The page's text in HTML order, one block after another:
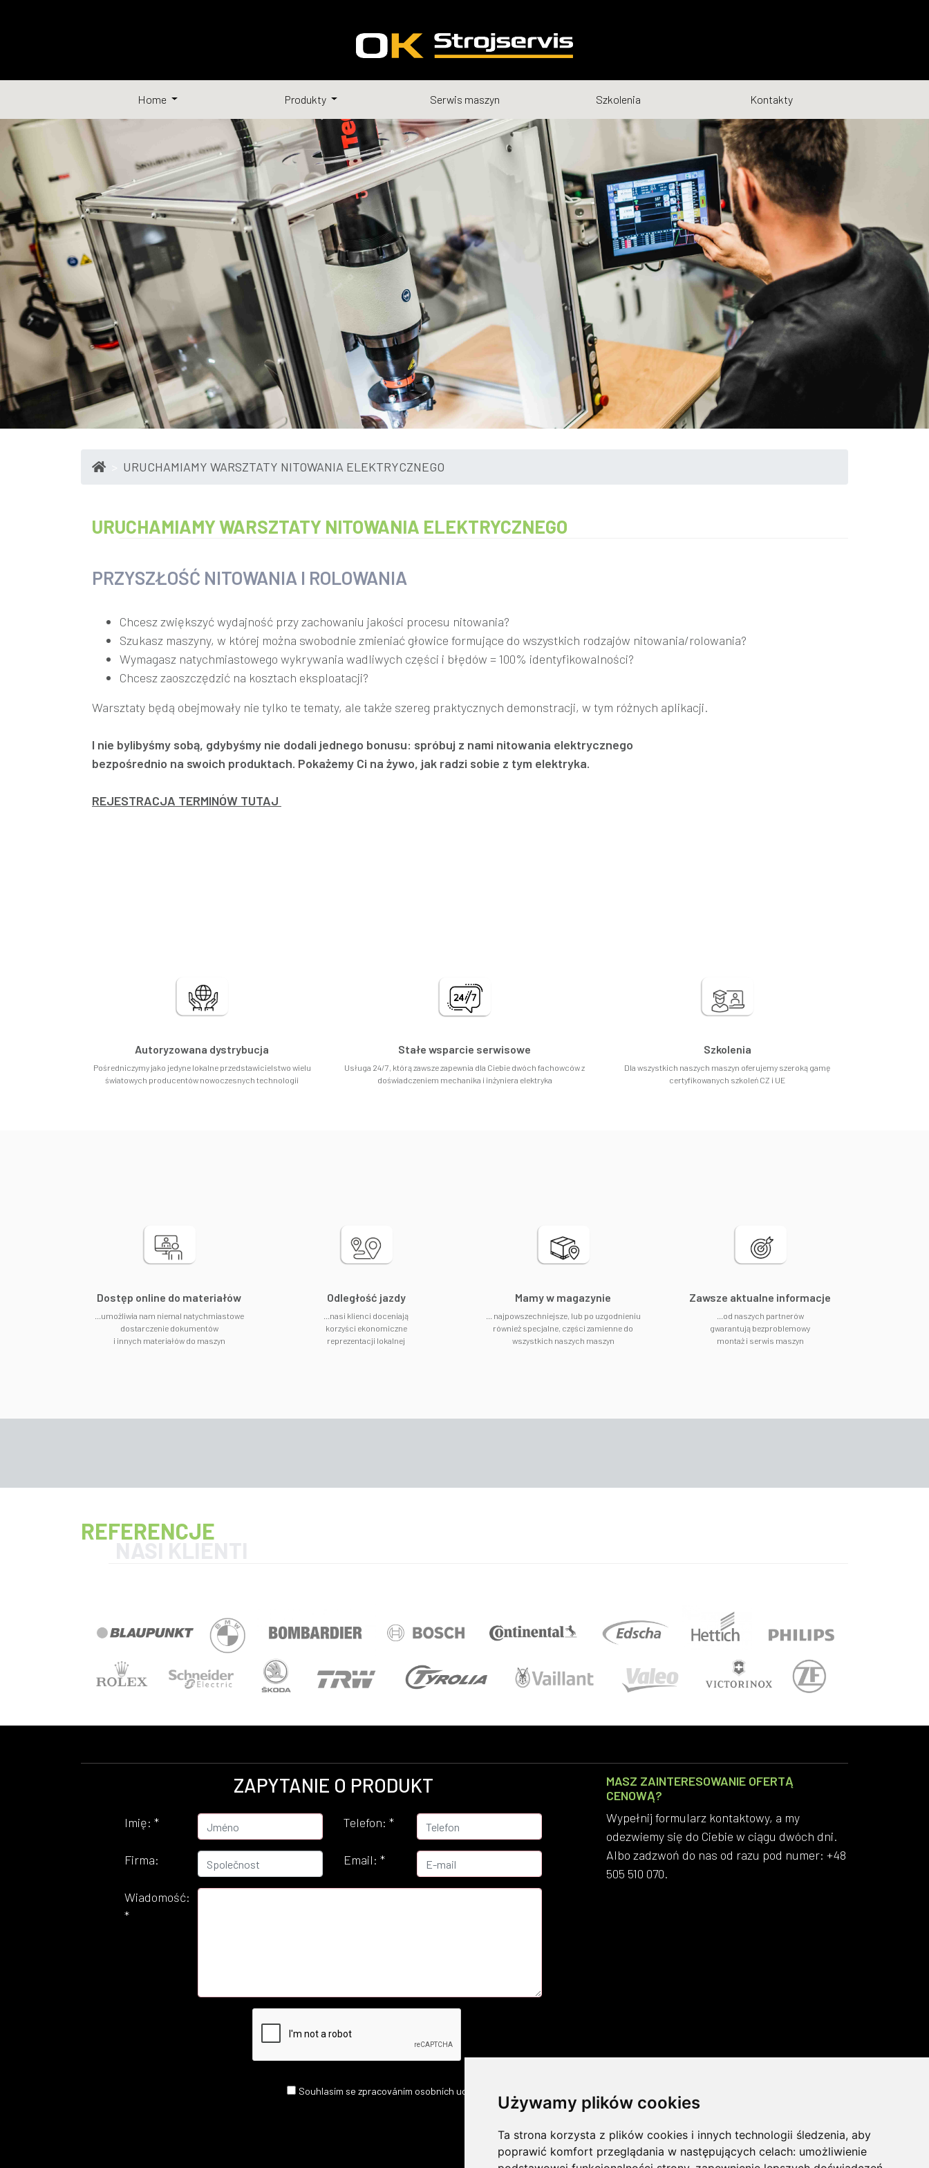
Używamy plików cookies
Ta strona korzysta z plików cookies i innych technologii śledzenia, aby
poprawić komfort przeglądania w następujących celach: umożliwienie
Home Produkty Serwis maszyn Szkolenia Kontakty
​URUCHAMIAMY WARSZTATY NITOWANIA ELEKTRYCZNEGO
​URUCHAMIAMY WARSZTATY NITOWANIA ELEKTRYCZNEGO
PRZYSZŁOŚĆ NITOWANIA I ROLOWANIA
Chcesz zwiększyć wydajność przy zachowaniu jakości procesu nitowania?
Szukasz maszyny, w której można swobodnie zmieniać głowice formujące do wszystkich rodzajów nitowania/rolowania?
Wymagasz natychmiastowego wykrywania wadliwych części i błędów = 100% identyfikowalności?
Chcesz zaoszczędzić na kosztach eksploatacji?
Warsztaty będą obejmowały nie tylko te tematy, ale także szereg praktycznych demonstracji, w tym różnych aplikacji.
I nie bylibyśmy sobą, gdybyśmy nie dodali jednego bonusu: spróbuj z nami nitowania elektrycznego
bezpośrednio na swoich produktach. Pokażemy Ci na żywo, jak radzi sobie z tym elektryka.
REJESTRACJA TERMINÓW TUTAJ
Autoryzowana dystrybucja
Pośredniczymy jako jedyne lokalne przedstawicielstwo wielu
światowych producentów nowoczesnych technologii
Stałe wsparcie serwisowe
Usługa 24/7, którą zawsze zapewnia dla Ciebie dwóch fachowców z
doświadczeniem mechanika i inżyniera elektryka
Szkolenia
Dla wszystkich naszych maszyn oferujemy szeroką gamę
certyfikowanych szkoleń CZ i UE
​Dostęp online do materiałów
...umożliwia nam niemal natychmiastowe
dostarczenie dokumentów
i innych materiałów do maszyn
Odległość jazdy
...nasi klienci doceniają
korzyści ekonomiczne
reprezentacji lokalnej
​Mamy w magazynie
... najpowszechniejsze, lub po uzgodnieniu
również specjalne, części zamienne do
wszystkich naszych maszyn
​Zawsze aktualne informacje
...od naszych partnerów
gwarantują bezproblemowy
montaż i serwis maszyn
REFERENCJE
ZAPYTANIE O PRODUKT
Imię:* Telefon: *
Firma: Email: *
Wiadomość:
*
Souhlasím se zpracováním osobních udajů.
MASZ ZAINTERESOWANIE OFERTĄ
CENOWĄ?
Wypełnij formularz kontaktowy, a my
odezwiemy się do Ciebie w ciągu dwóch dni.
Albo zadzwoń do nas od razu pod numer: +48
505 510 070.